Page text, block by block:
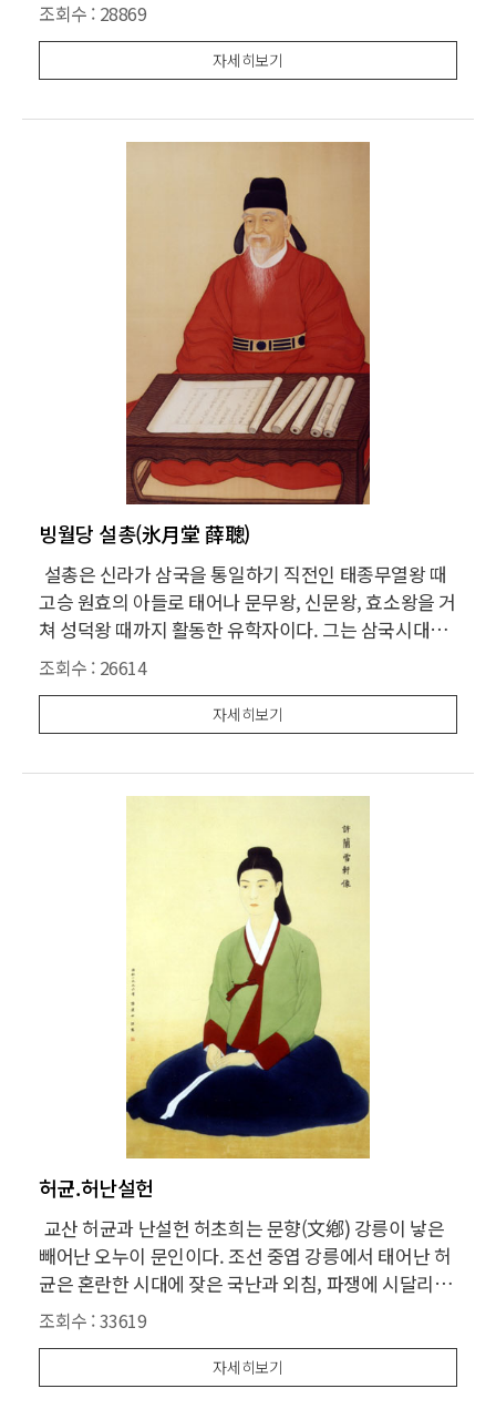
하고 자퇴하였다. 그 후, 평안도 정주에 남강 이승훈 선
생이 설립한 오산학교에 편입하여 남강 이승훈, 다석 유
영모를 스승으로
조회수 : 28869
자세히보기
빙월당 설총(氷月堂 薛聰)
설총은 신라가 삼국을 통일하기 직전인 태종무열왕 때
고승 원효의 아들로 태어나 문무왕, 신문왕, 효소왕을 거
쳐 성덕왕 때까지 활동한 유학자이다. 그는 삼국시대에
서부터 수용하여 온 중국의 경학, 그 가운데서도 훈고학
을 익히고 당나라 시대에 와서 하나로 통일된 유학(儒
學)의 경전을 연구하여 우리말로 해석하고 경전의 한자
에 훈고학적인 주석을 한 유학자
조회수 : 26614
자세히보기
허균.허난설헌
교산 허균과 난설헌 허초희는 문향(文鄕) 강릉이 낳은
빼어난 오누이 문인이다. 조선 중엽 강릉에서 태어난 허
균은 혼란한 시대에 잦은 국난과 외침, 파쟁에 시달리면
서도 부패하여 무너져 가는 나라를 걱정하면서 새로운
이념을 제시하였는데, 종교적인 측면에서도 유교사회
하에서도 불교와 도교, 천주교 심지어 민속종교를 넘나
드는 사상의 자유로움을 지녔을 뿐
조회수 :33619
자세히보기